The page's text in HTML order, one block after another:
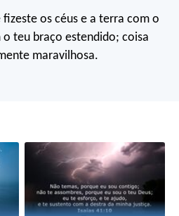
fizeste os céus e a terra com o
teu braço estendido; coisa
maravilhosa.